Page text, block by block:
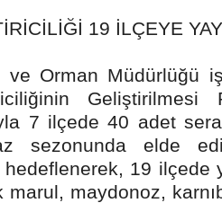
19 İLÇEYE
ve Orman Müdürlüğü
Geliştirilmesi
7 ilçede 40 adet
sezonunda elde
hedeflenerek, 19 ilçede
marul, maydonoz,